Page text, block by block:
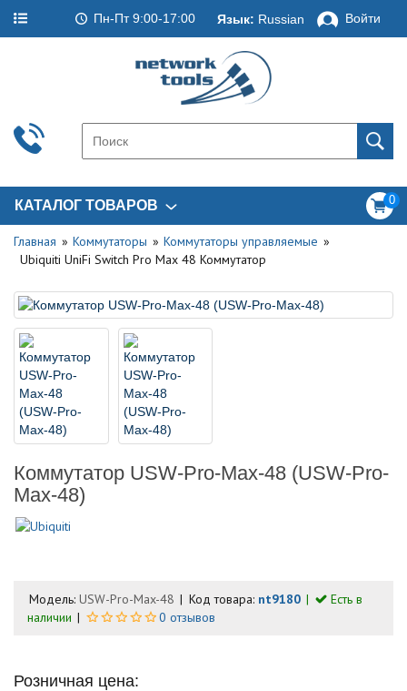
Пн-Пт 9:00-17:00 Язык: Russian Войти
КАТАЛОГ ТОВАРОВ 0
Главная Коммутаторы
Коммутаторы управляемые
Ubiquiti UniFi Switch Pro Max 48 Коммутатор
Коммутатор USW-Pro-Max-48 (USW-Pro-
Max-48)
Модель: USW-Pro-Max-48 Код товара: nt9180
Есть в
наличии
0 отзывов
Розничная цена: